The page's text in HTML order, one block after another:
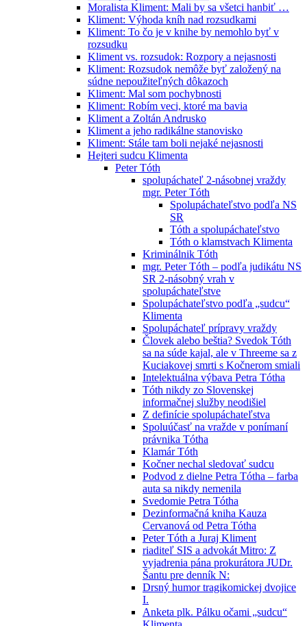
Moralista Kliment: Mali by sa všetci hanbiť …
Kliment: Výhoda kníh nad rozsudkami
Kliment: To čo je v knihe by nemohlo byť v
rozsudku
Kliment vs. rozsudok: Rozpory a nejasnosti
Kliment: Rozsudok nemôže byť založený na
súdne nepoužiteľných dôkazoch
Kliment: Mal som pochybnosti
Kliment: Robím veci, ktoré ma bavia
Kliment a Zoltán Andrusko
Kliment a jeho radikálne stanovisko
Kliment: Stále tam boli nejaké nejasnosti
Hejteri sudcu Klimenta
Peter Tóth
spolupáchateľ 2-násobnej vraždy
mgr. Peter Tóth
Spolupáchateľstvo podľa NS
SR
Tóth a spolupáchateľstvo
Tóth o klamstvach Klimenta
Kriminálnik Tóth
mgr. Peter Tóth – podľa judikátu NS
SR 2-násobný vrah v
spolupáchateľstve
Spolupáchateľstvo podľa „sudcu“
Klimenta
Spolupáchateľ prípravy vraždy
Človek alebo beštia? Svedok Tóth
sa na súde kajal, ale v Threeme sa z
Kuciakovej smrti s Kočnerom smiali
Intelektuálna výbava Petra Tótha
Tóth nikdy zo Slovenskej
informačnej služby neodišiel
Z definície spolupáchateľstva
Spoluúčasť na vražde v ponímaní
právnika Tótha
Klamár Tóth
Kočner nechal sledovať sudcu
Podvod z dielne Petra Tótha – farba
auta sa nikdy nemenila
Svedomie Petra Tótha
Dezinformačná kniha Kauza
Cervanová od Petra Tótha
Peter Tóth a Juraj Kliment
riaditeľ SIS a advokát Mitro: Z
vyjadrenia pána prokurátora JUDr.
Šantu pre denník N:
Drsný humor tragikomickej dvojice
I.
Anketa plk. Pálku očami „sudcu“